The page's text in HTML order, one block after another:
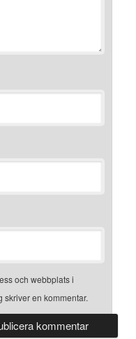
och webbplats i
en kommentar.